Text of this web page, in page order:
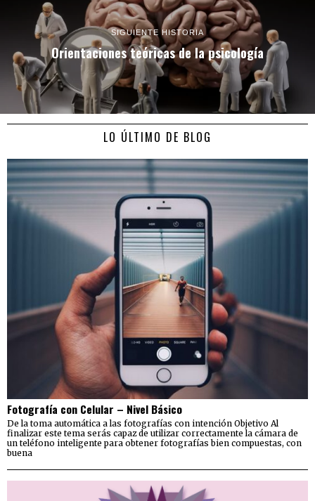
SIGUIENTE HISTORIA
Orientaciones teóricas de la psicología
LO ÚLTIMO DE BLOG
Fotografía con Celular – Nivel Básico
De la toma automática a las fotografías con intención Objetivo Al
finalizar este tema serás capaz de utilizar correctamente la cámara de
un teléfono inteligente para obtener fotografías bien compuestas, con
buena